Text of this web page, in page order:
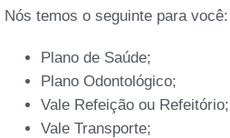
Nós temos o seguinte para você:
Plano de Saúde;
Plano Odontológico;
Vale Refeição ou Refeitório;
Vale Transporte;